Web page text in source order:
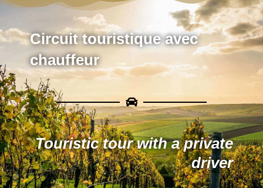
Circuit touristique avec
chauffeur
Touristic tour with a private
driver